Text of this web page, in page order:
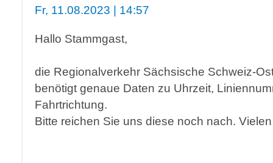
Fr, 11.08.2023 | 14:57
Hallo Stammgast,
die Regionalverkehr Sächsische Schweiz-
benötigt genaue Daten zu Uhrzeit,
Fahrtrichtung.
Bitte reichen Sie uns diese noch nach.